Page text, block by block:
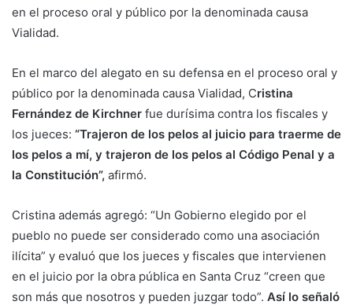
en el proceso oral y público por la denominada causa
Vialidad.
En el marco del alegato en su defensa en el proceso oral y
público por la denominada causa Vialidad, Cristina
Fernández de Kirchner fue durísima contra los fiscales y
los jueces: “Trajeron de los pelos al juicio para traerme de
los pelos a mí, y trajeron de los pelos al Código Penal y a
la Constitución”, afirmó.
Cristina además agregó: “Un Gobierno elegido por el
pueblo no puede ser considerado como una asociación
ilícita” y evaluó que los jueces y fiscales que intervienen
en el juicio por la obra pública en Santa Cruz “creen que
son más que nosotros y pueden juzgar todo”. Así lo señaló